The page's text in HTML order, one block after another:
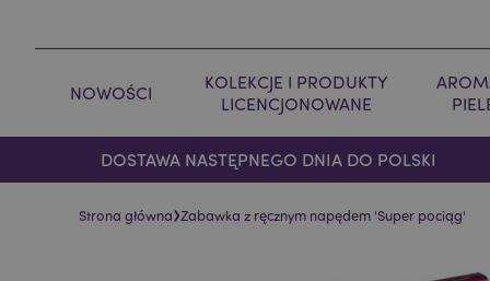
NOWOŚCI
KOLEKCJE I PRODUKTY
LICENCJONOWANE
DOSTAWA NASTĘPNEGO DNIA DO POLSKI
Strona główna›Zabawka z ręcznym napędem 'Super pociąg'